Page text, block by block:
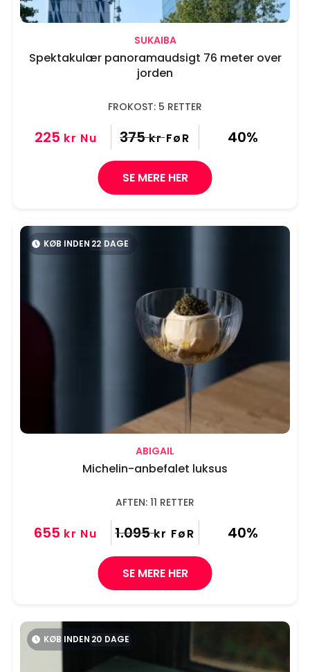
SUKAIBA
Spektakulær panoramaudsigt 76 meter over
jorden
FROKOST: 5 RETTER
225 kr Nu 375 kr FøR 40%
SE MERE HER
ABIGAIL
Michelin-anbefalet luksus
AFTEN: 11 RETTER
655 kr Nu 1.095 kr FøR 40%
SE MERE HER
KØB INDEN 22 DAGE
KØB INDEN 20 DAGE